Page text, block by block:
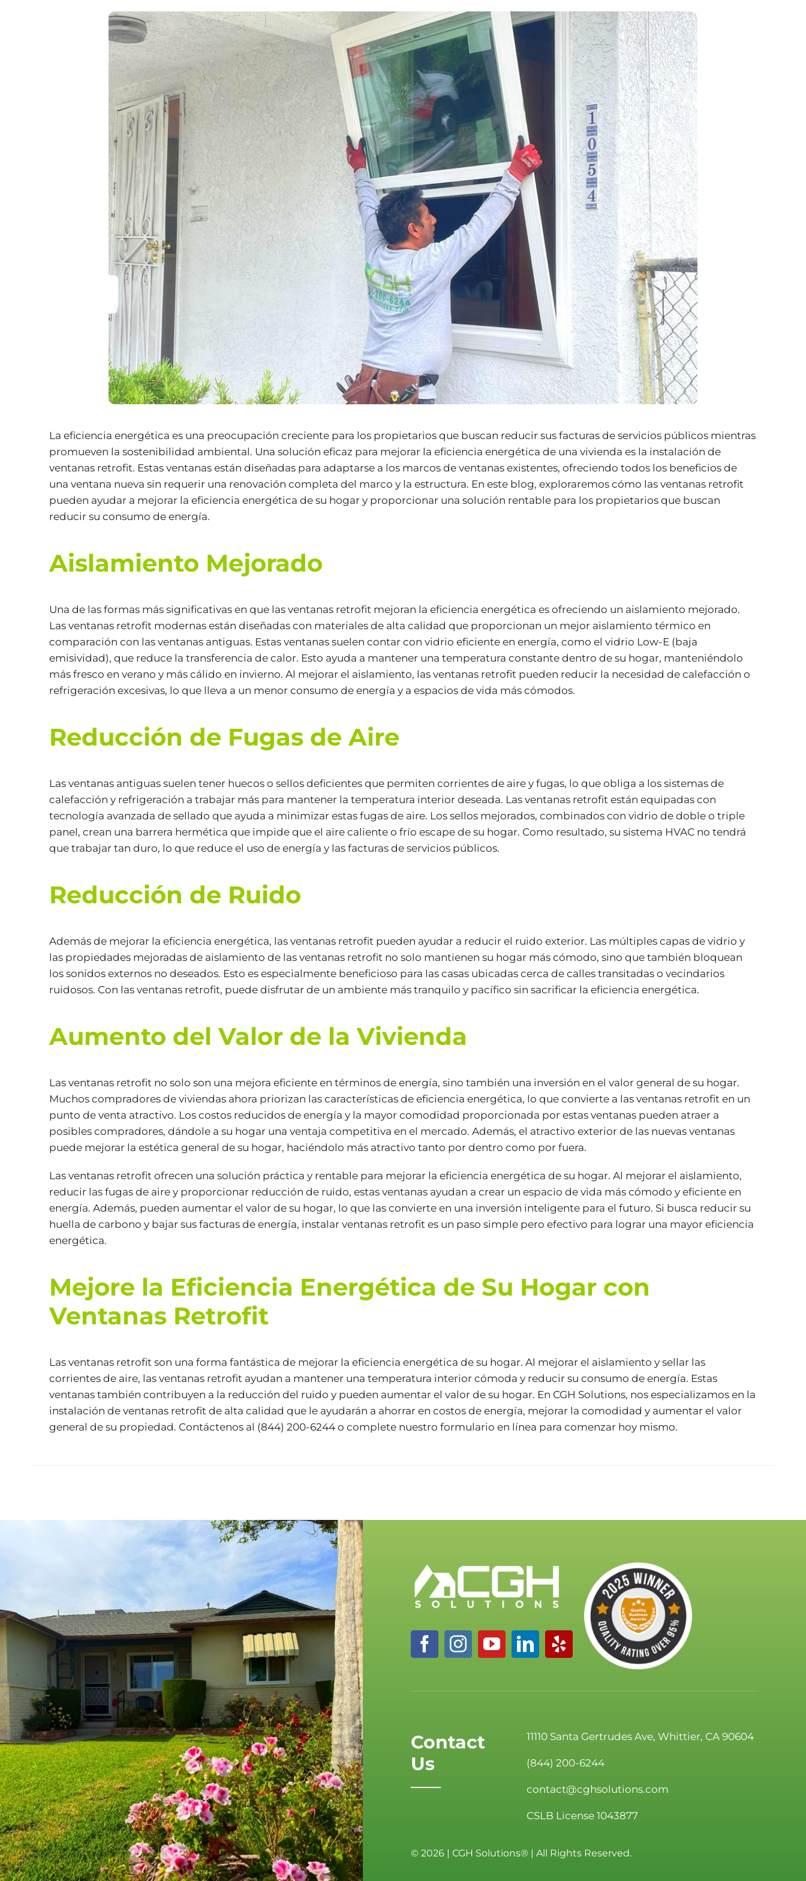
La eficiencia energética es una preocupación creciente para los propietarios que buscan reducir sus facturas de servicios públicos mientras
promueven la sostenibilidad ambiental. Una solución eficaz para mejorar la eficiencia energética de una vivienda es la instalación de
ventanas retrofit. Estas ventanas están diseñadas para adaptarse a los marcos de ventanas existentes, ofreciendo todos los beneficios de
una ventana nueva sin requerir una renovación completa del marco y la estructura. En este blog, exploraremos cómo las ventanas retrofit
pueden ayudar a mejorar la eficiencia energética de su hogar y proporcionar una solución rentable para los propietarios que buscan
reducir su consumo de energía.
Aislamiento Mejorado
Una de las formas más significativas en que las ventanas retrofit mejoran la eficiencia energética es ofreciendo un aislamiento mejorado.
Las ventanas retrofit modernas están diseñadas con materiales de alta calidad que proporcionan un mejor aislamiento térmico en
comparación con las ventanas antiguas. Estas ventanas suelen contar con vidrio eficiente en energía, como el vidrio Low-E (baja
emisividad), que reduce la transferencia de calor. Esto ayuda a mantener una temperatura constante dentro de su hogar, manteniéndolo
más fresco en verano y más cálido en invierno. Al mejorar el aislamiento, las ventanas retrofit pueden reducir la necesidad de calefacción o
refrigeración excesivas, lo que lleva a un menor consumo de energía y a espacios de vida más cómodos.
Reducción de Fugas de Aire
Las ventanas antiguas suelen tener huecos o sellos deficientes que permiten corrientes de aire y fugas, lo que obliga a los sistemas de
calefacción y refrigeración a trabajar más para mantener la temperatura interior deseada. Las ventanas retrofit están equipadas con
tecnología avanzada de sellado que ayuda a minimizar estas fugas de aire. Los sellos mejorados, combinados con vidrio de doble o triple
panel, crean una barrera hermética que impide que el aire caliente o frío escape de su hogar. Como resultado, su sistema HVAC no tendrá
que trabajar tan duro, lo que reduce el uso de energía y las facturas de servicios públicos.
Reducción de Ruido
Además de mejorar la eficiencia energética, las ventanas retrofit pueden ayudar a reducir el ruido exterior. Las múltiples capas de vidrio y
las propiedades mejoradas de aislamiento de las ventanas retrofit no solo mantienen su hogar más cómodo, sino que también bloquean
los sonidos externos no deseados. Esto es especialmente beneficioso para las casas ubicadas cerca de calles transitadas o vecindarios
ruidosos. Con las ventanas retrofit, puede disfrutar de un ambiente más tranquilo y pacífico sin sacrificar la eficiencia energética.
Aumento del Valor de la Vivienda
Las ventanas retrofit no solo son una mejora eficiente en términos de energía, sino también una inversión en el valor general de su hogar.
Muchos compradores de viviendas ahora priorizan las características de eficiencia energética, lo que convierte a las ventanas retrofit en un
punto de venta atractivo. Los costos reducidos de energía y la mayor comodidad proporcionada por estas ventanas pueden atraer a
posibles compradores, dándole a su hogar una ventaja competitiva en el mercado. Además, el atractivo exterior de las nuevas ventanas
puede mejorar la estética general de su hogar, haciéndolo más atractivo tanto por dentro como por fuera.
Las ventanas retrofit ofrecen una solución práctica y rentable para mejorar la eficiencia energética de su hogar. Al mejorar el aislamiento,
reducir las fugas de aire y proporcionar reducción de ruido, estas ventanas ayudan a crear un espacio de vida más cómodo y eficiente en
energía. Además, pueden aumentar el valor de su hogar, lo que las convierte en una inversión inteligente para el futuro. Si busca reducir su
huella de carbono y bajar sus facturas de energía, instalar ventanas retrofit es un paso simple pero efectivo para lograr una mayor eficiencia
energética.
Mejore la Eficiencia Energética de Su Hogar con
Ventanas Retrofit
Las ventanas retrofit son una forma fantástica de mejorar la eficiencia energética de su hogar. Al mejorar el aislamiento y sellar las
corrientes de aire, las ventanas retrofit ayudan a mantener una temperatura interior cómoda y reducir su consumo de energía. Estas
ventanas también contribuyen a la reducción del ruido y pueden aumentar el valor de su hogar. En CGH Solutions, nos especializamos en la
instalación de ventanas retrofit de alta calidad que le ayudarán a ahorrar en costos de energía, mejorar la comodidad y aumentar el valor
general de su propiedad. Contáctenos al (844) 200-6244o complete nuestro formulario en línea para comenzar hoy mismo.
Contact
Us
11110 Santa Gertrudes Ave, Whittier, CA 90604
(844) 200-6244
contact@cghsolutions.com
CSLB License 1043877
© 2026 | CGH Solutions® | All Rights Reserved.